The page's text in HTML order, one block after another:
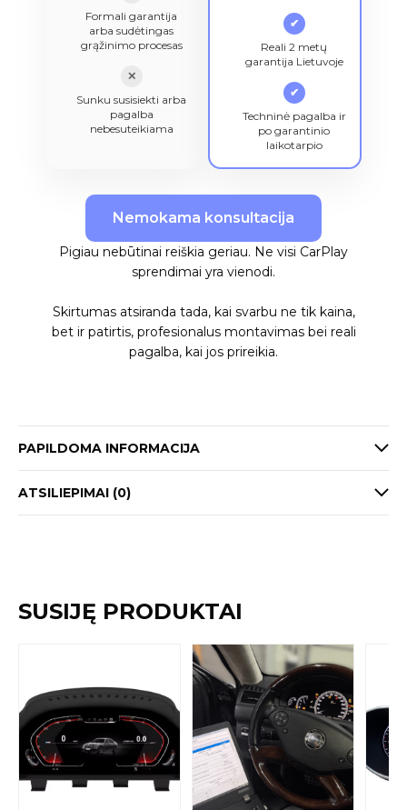
Formali garantija
arba sudėtingas
grąžinimo procesas
✕
Sunku susisiekti arba
pagalba
nebesuteikiama
✔
Reali 2 metų
garantija Lietuvoje
✔
Techninė pagalba ir
po garantinio
laikotarpio
Nemokama konsultacija
Pigiau nebūtinai reiškia geriau. Ne visi CarPlay
sprendimai yra vienodi.
Skirtumas atsiranda tada, kai svarbu ne tik kaina,
bet ir patirtis, profesionalus montavimas bei reali
pagalba, kai jos prireikia.
PAPILDOMA INFORMACIJA
ATSILIEPIMAI (0)
SUSIJĘ PRODUKTAI